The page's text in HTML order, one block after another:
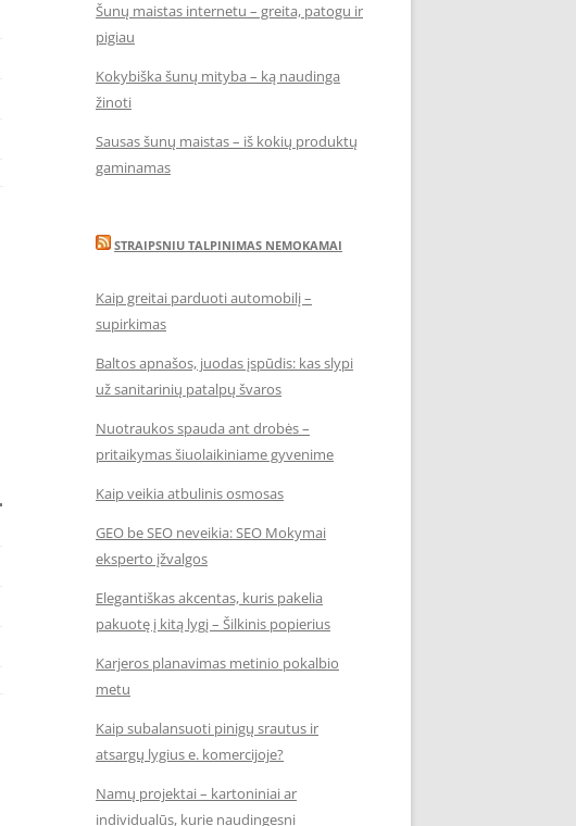
Šunų maistas internetu – greita, patogu ir
pigiau
Kokybiška šunų mityba – ką naudinga
žinoti
Sausas šunų maistas – iš kokių produktų
gaminamas
STRAIPSNIU TALPINIMAS NEMOKAMAI
Kaip greitai parduoti automobilį –
supirkimas
Baltos apnašos, juodas įspūdis: kas slypi
už sanitarinių patalpų švaros
Nuotraukos spauda ant drobės –
pritaikymas šiuolaikiniame gyvenime
Kaip veikia atbulinis osmosas
GEO be SEO neveikia: SEO Mokymai
eksperto įžvalgos
Elegantiškas akcentas, kuris pakelia
pakuotę į kitą lygį – Šilkinis popierius
Karjeros planavimas metinio pokalbio
metu
Kaip subalansuoti pinigų srautus ir
atsargų lygius e. komercijoje?
Namų projektai – kartoniniai ar
individualūs, kurie naudingesni